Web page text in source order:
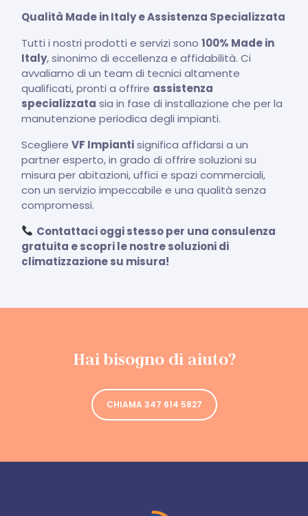
Qualità Made in Italy e Assistenza Specializzata
Tutti i nostri prodotti e servizi sono100% Made in
Italy, sinonimo di eccellenza e affidabilità. Ci
avvaliamo di un team di tecnici altamente
qualificati, pronti a offrire assistenza
specializzata sia in fase di installazione che per la
manutenzione periodica degli impianti.
ScegliereVF Impiantisignifica affidarsi a un
partner esperto, in grado di offrire soluzioni su
misura per abitazioni, uffici e spazi commerciali,
con un servizio impeccabile e una qualità senza
compromessi.
Contattaci oggi stesso per una consulenza
gratuita e scopri le nostre soluzioni di
climatizzazione su misura!
Hai bisogno di aiuto?
CHIAMA 347 614 5827